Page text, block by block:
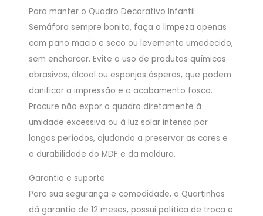
Para manter o Quadro Decorativo Infantil
Semáforo sempre bonito, faça a limpeza apenas
com pano macio e seco ou levemente umedecido,
sem encharcar. Evite o uso de produtos químicos
abrasivos, álcool ou esponjas ásperas, que podem
danificar a impressão e o acabamento fosco.
Procure não expor o quadro diretamente à
umidade excessiva ou à luz solar intensa por
longos períodos, ajudando a preservar as cores e
a durabilidade do MDF e da moldura.
Garantia e suporte
Para sua segurança e comodidade, a Quartinhos
dá garantia de 12 meses, possui política de troca e